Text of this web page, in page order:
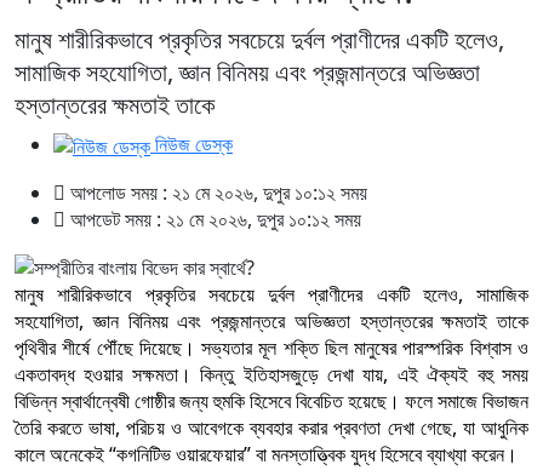
মানুষ শারীরিকভাবে প্রকৃতির সবচেয়ে দুর্বল প্রাণীদের একটি হলেও,
সামাজিক সহযোগিতা, জ্ঞান বিনিময় এবং প্রজন্মান্তরে অভিজ্ঞতা
হস্তান্তরের ক্ষমতাই তাকে
নিউজ ডেস্ক
আপলোড সময় : ২১ মে ২০২৬, দুপুর ১০:১২ সময়
আপডেট সময় : ২১ মে ২০২৬, দুপুর ১০:১২ সময়
মানুষ শারীরিকভাবে প্রকৃতির সবচেয়ে দুর্বল প্রাণীদের একটি হলেও, সামাজিক
সহযোগিতা, জ্ঞান বিনিময় এবং প্রজন্মান্তরে অভিজ্ঞতা হস্তান্তরের ক্ষমতাই তাকে
পৃথিবীর শীর্ষে পৌঁছে দিয়েছে। সভ্যতার মূল শক্তি ছিল মানুষের পারস্পরিক বিশ্বাস ও
একতাবদ্ধ হওয়ার সক্ষমতা। কিন্তু ইতিহাসজুড়ে দেখা যায়, এই ঐক্যই বহু সময়
বিভিন্ন স্বার্থান্বেষী গোষ্ঠীর জন্য হুমকি হিসেবে বিবেচিত হয়েছে। ফলে সমাজে বিভাজন
তৈরি করতে ভাষা, পরিচয় ও আবেগকে ব্যবহার করার প্রবণতা দেখা গেছে, যা আধুনিক
কালে অনেকেই “কগনিটিভ ওয়ারফেয়ার” বা মনস্তাত্ত্বিক যুদ্ধ হিসেবে ব্যাখ্যা করেন।